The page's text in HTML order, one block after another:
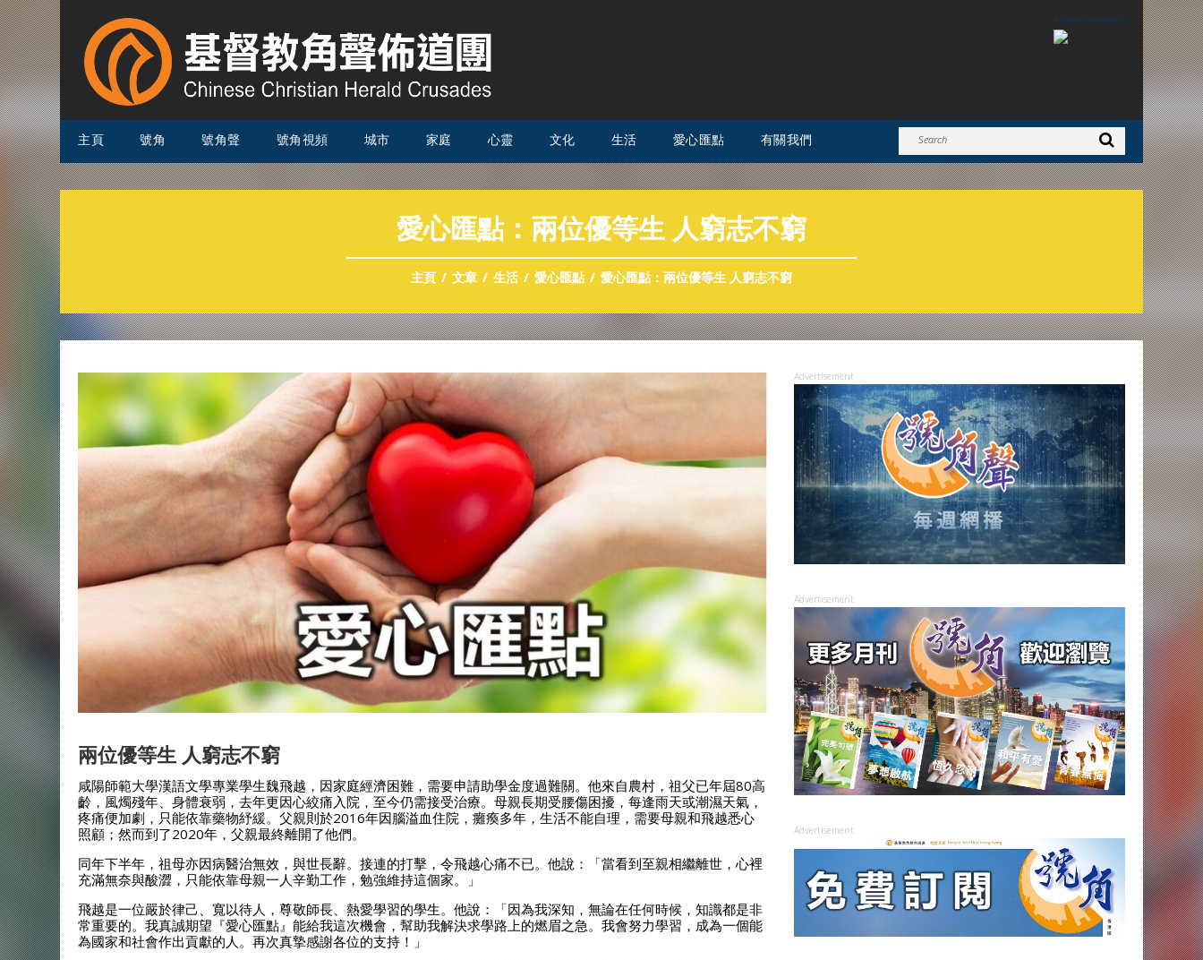
Advertisement
主頁 號角 號角聲 號角視頻 城市 家庭 心靈 文化 生活 愛心匯點 有關我們
愛心匯點：兩位優等生 人窮志不窮
主頁 文章 生活 愛心匯點 愛心匯點：兩位優等生 人窮志不窮
兩位優等生 人窮志不窮
咸陽師範大學漢語文學專業學生魏飛越，因家庭經濟困難，需要申請助學金度過難關。他來自農村，祖父已年屆80高
齡，風燭殘年、身體衰弱，去年更因心絞痛入院，至今仍需接受治療。母親長期受腰傷困擾，每逢雨天或潮濕天氣，
疼痛便加劇，只能依靠藥物紓緩。父親則於2016年因腦溢血住院，癱瘓多年，生活不能自理，需要母親和飛越悉心
照顧；然而到了2020年，父親最終離開了他們。
同年下半年，祖母亦因病醫治無效，與世長辭。接連的打擊，令飛越心痛不已。他說：「當看到至親相繼離世，心裡
充滿無奈與酸澀，只能依靠母親一人辛勤工作，勉強維持這個家。」
飛越是一位嚴於律己、寬以待人，尊敬師長、熱愛學習的學生。他說：「因為我深知，無論在任何時候，知識都是非
常重要的。我真誠期望『愛心匯點』能給我這次機會，幫助我解決求學路上的燃眉之急。我會努力學習，成為一個能
為國家和社會作出貢獻的人。再次真摯感謝各位的支持！」
Advertisement
Advertisement
Advertisement